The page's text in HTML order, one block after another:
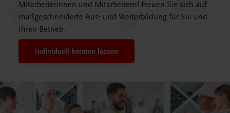
Mitarbeiterinnen und Mitarbeitern! Freuen Sie sich auf
maßgeschneiderte Aus- und Weiterbildung für Sie und
Ihren Betrieb.
Individuell beraten lassen